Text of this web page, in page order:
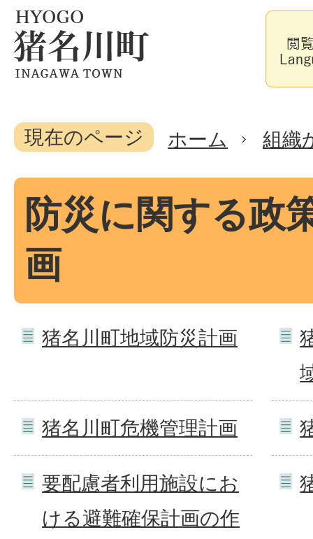
現在のページ ホーム 組織
防災に関する政
画
猪名川町地域防災計画
猪名川町危機管理計画
要配慮者利用施設にお
ける避難確保計画の作